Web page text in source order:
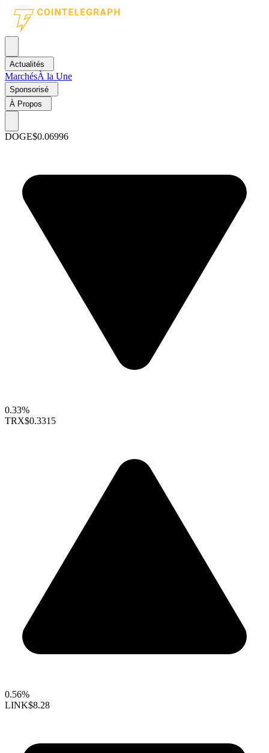
Actualités
MarchésÀ la Une
Sponsorisé
À Propos
DOGE$0.06996
0.33%
TRX$0.3315
0.56%
LINK$8.28